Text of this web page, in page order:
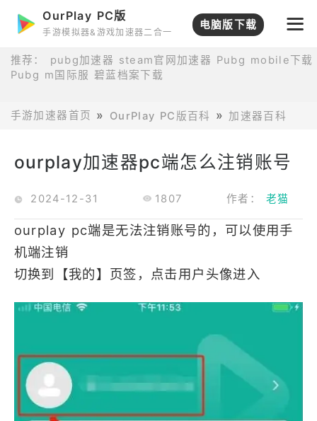
OurPlay PC版
手游模拟器&游戏加速器二合一
电脑版下载
推荐： pubg加速器 steam官网加速器
Pubg mobile下载
Pubg m国际服 碧蓝档案下载
手游加速器首页 OurPlay PC版百科 加速器百科
ourplay加速器pc端怎么注销账号
2024-12-31 1807 作者： 老猫
ourplay pc端是无法注销账号的，可以使用手
机端注销
切换到【我的】页签，点击用户头像进入